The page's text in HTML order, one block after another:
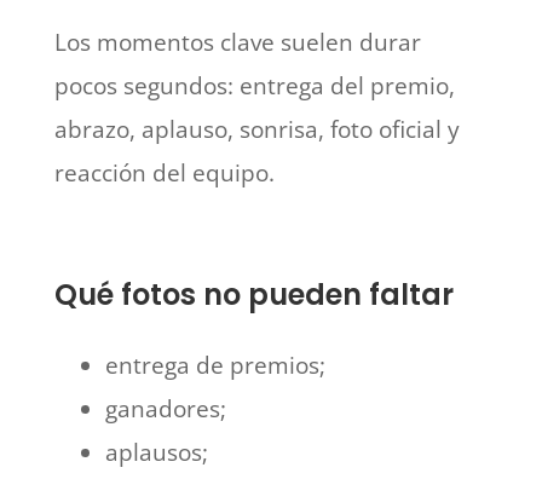
Los momentos clave suelen durar
pocos segundos: entrega del premio,
abrazo, aplauso, sonrisa, foto oficial y
reacción del equipo.
Qué fotos no pueden faltar
entrega de premios;
ganadores;
aplausos;